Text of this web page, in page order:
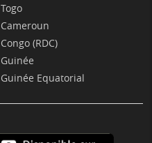
Togo
Cameroun
Congo (RDC)
Guinée
Guinée Equatorial